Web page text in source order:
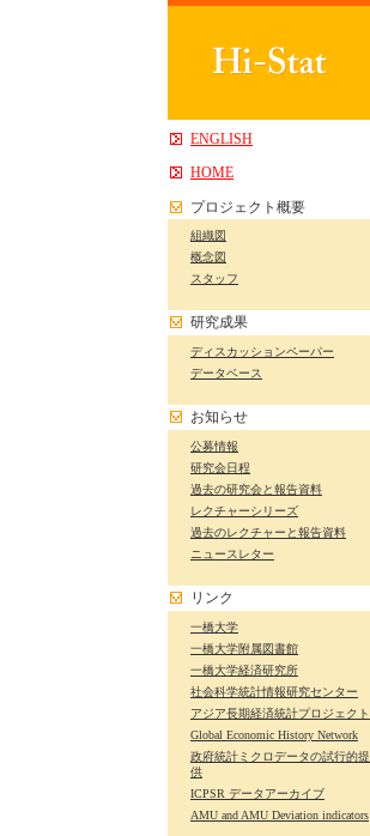
ENGLISH
HOME
プロジェクト概要
組織図
概念図
スタッフ
研究成果
ディスカッションペーパー
データベース
お知らせ
公募情報
研究会日程
過去の研究会と報告資料
レクチャーシリーズ
過去のレクチャーと報告資料
ニュースレター
リンク
一橋大学
一橋大学附属図書館
一橋大学経済研究所
社会科学統計情報研究センター
アジア長期経済統計プロジェクト
Global Economic History Network
政府統計ミクロデータの試行的提
供
ICPSR データアーカイブ
AMU and AMU Deviation indicators